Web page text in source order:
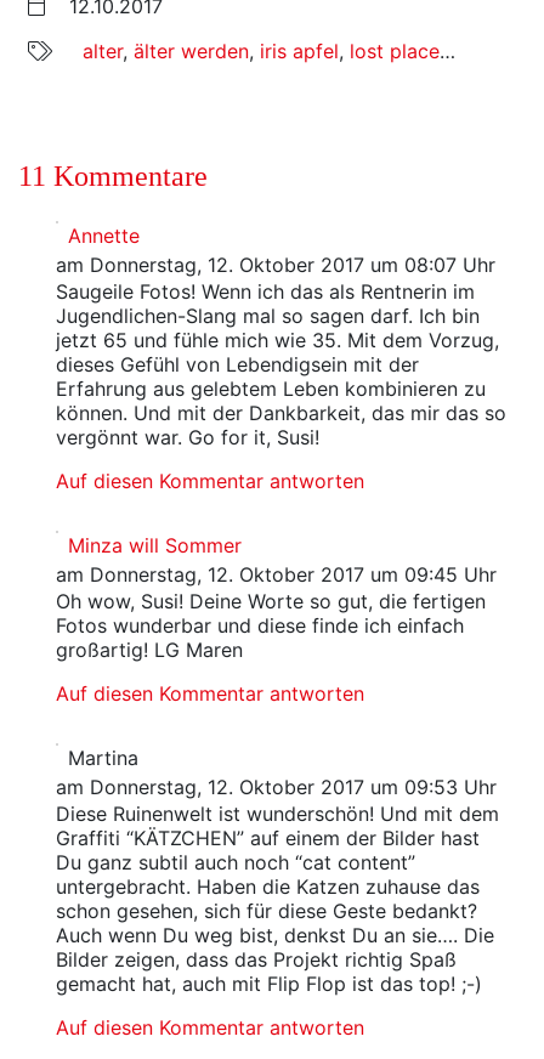
12.10.2017
alter, älter werden, iris apfel, lost places ,
11 Kommentare
Annette
am Donnerstag, 12. Oktober 2017 um 08:07 Uhr
Saugeile Fotos! Wenn ich das als Rentnerin im
Jugendlichen-Slang mal so sagen darf. Ich bin
jetzt 65 und fühle mich wie 35. Mit dem Vorzug,
dieses Gefühl von Lebendigsein mit der
Erfahrung aus gelebtem Leben kombinieren zu
können. Und mit der Dankbarkeit, das mir das so
vergönnt war. Go for it, Susi!
Auf diesen Kommentar antworten
Minza will Sommer
am Donnerstag, 12. Oktober 2017 um 09:45 Uhr
Oh wow, Susi! Deine Worte so gut, die fertigen
Fotos wunderbar und diese finde ich einfach
großartig! LG Maren
Auf diesen Kommentar antworten
Martina
am Donnerstag, 12. Oktober 2017 um 09:53 Uhr
Diese Ruinenwelt ist wunderschön! Und mit dem
Graffiti “KÄTZCHEN” auf einem der Bilder hast
Du ganz subtil auch noch “cat content”
untergebracht. Haben die Katzen zuhause das
schon gesehen, sich für diese Geste bedankt?
Auch wenn Du weg bist, denkst Du an sie…. Die
Bilder zeigen, dass das Projekt richtig Spaß
gemacht hat, auch mit Flip Flop ist das top! ;-)
Auf diesen Kommentar antworten